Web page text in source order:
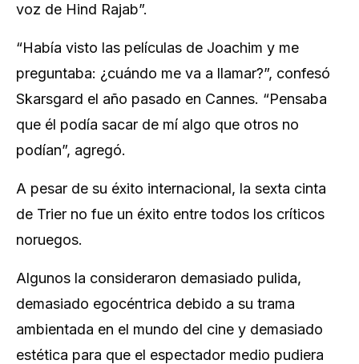
voz de Hind Rajab”.
“Había visto las películas de Joachim y me
preguntaba: ¿cuándo me va a llamar?”, confesó
Skarsgard el año pasado en Cannes. “Pensaba
que él podía sacar de mí algo que otros no
podían”, agregó.
A pesar de su éxito internacional, la sexta cinta
de Trier no fue un éxito entre todos los críticos
noruegos.
Algunos la consideraron demasiado pulida,
demasiado egocéntrica debido a su trama
ambientada en el mundo del cine y demasiado
estética para que el espectador medio pudiera